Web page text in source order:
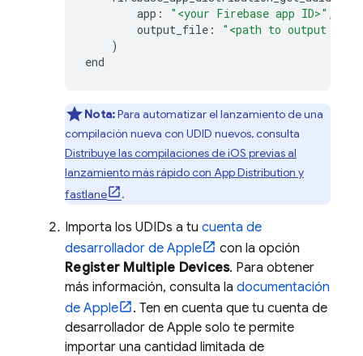
app : "<your Firebase app ID>" ,
output_file :
"<path to output
)
end
Nota:Para automatizar el lanzamiento de una
compilación nueva con UDID nuevos, consulta
Distribuye las compilaciones de iOS previas al
lanzamiento más rápido con App Distribution y
fastlane
.
Importa los UDIDs a tu cuenta de
desarrollador de Apple
con la opción
Register Multiple Devices. Para obtener
más información, consulta la documentación
de Apple
. Ten en cuenta que tu cuenta de
desarrollador de Apple solo te permite
importar una cantidad limitada de